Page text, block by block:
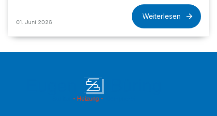
01. Juni 2026
Weiterlesen